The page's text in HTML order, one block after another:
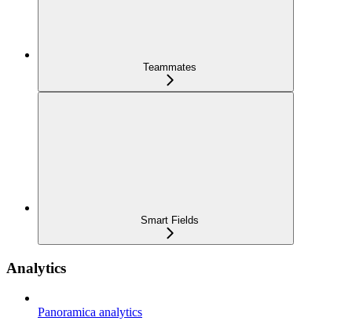
Teammates
Smart Fields
Analytics
Panoramica analytics